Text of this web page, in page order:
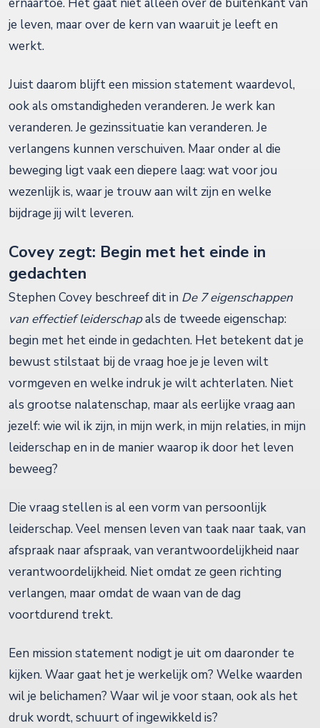
je leven, maar over de kern van waaruit je leeft en
werkt.
Juist daarom blijft een mission statement waardevol,
ook als omstandigheden veranderen. Je werk kan
veranderen. Je gezinssituatie kan veranderen. Je
verlangens kunnen verschuiven. Maar onder al die
beweging ligt vaak een diepere laag: wat voor jou
wezenlijk is, waar je trouw aan wilt zijn en welke
bijdrage jij wilt leveren.
Covey zegt: Begin met het einde in
gedachten
Stephen Covey beschreef dit in De 7 eigenschappen
van effectief leiderschapals de tweede eigenschap:
begin met het einde in gedachten. Het betekent dat je
bewust stilstaat bij de vraag hoe je je leven wilt
vormgeven en welke indruk je wilt achterlaten. Niet
als grootse nalatenschap, maar als eerlijke vraag aan
jezelf: wie wil ik zijn, in mijn werk, in mijn relaties, in mijn
leiderschap en in de manier waarop ik door het leven
beweeg?
Die vraag stellen is al een vorm van persoonlijk
leiderschap. Veel mensen leven van taak naar taak, van
afspraak naar afspraak, van verantwoordelijkheid naar
verantwoordelijkheid. Niet omdat ze geen richting
verlangen, maar omdat de waan van de dag
voortdurend trekt.
Een mission statement nodigt je uit om daaronder te
kijken. Waar gaat het je werkelijk om? Welke waarden
wil je belichamen? Waar wil je voor staan, ook als het
druk wordt, schuurt of ingewikkeld is?